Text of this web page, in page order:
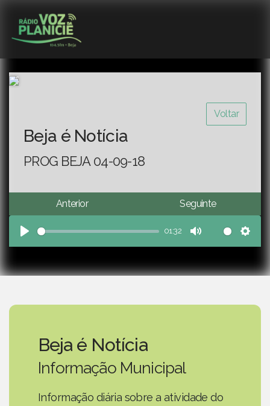
Voltar
Beja é Notícia
PROG BEJA 04-09-18
Anterior Seguinte
Play
01:32
Mute
Beja é Notícia
Informação Municipal
Informação diária sobre a atividade do